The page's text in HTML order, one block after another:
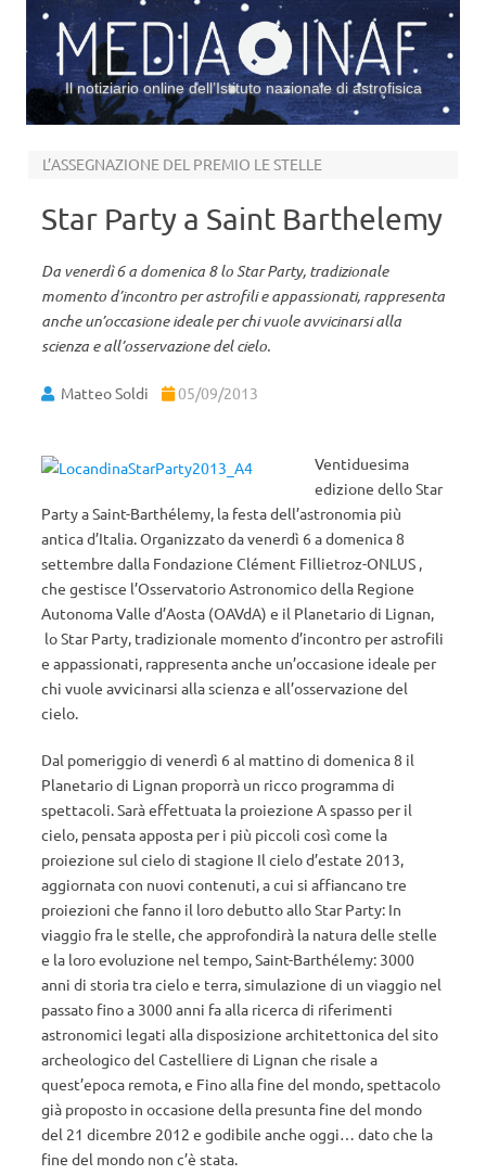
Il notiziario online dell’Istituto nazionale di astrofisica
L’ASSEGNAZIONE DEL PREMIO LE STELLE
Star Party a Saint Barthelemy
Da venerdì 6 a domenica 8 lo Star Party, tradizionale
momento d’incontro per astrofili e appassionati, rappresenta
anche un’occasione ideale per chi vuole avvicinarsi alla
scienza e all’osservazione del cielo.
Matteo Soldi 05/09/2013
Ventiduesima
edizione dello Star
Party a Saint-Barthélemy, la festa dell’astronomia più
antica d’Italia. Organizzato da venerdì 6 a domenica 8
settembre dalla Fondazione Clément Fillietroz-ONLUS ,
che gestisce l’Osservatorio Astronomico della Regione
Autonoma Valle d’Aosta (OAVdA) e il Planetario di Lignan,
lo Star Party, tradizionale momento d’incontro per astrofili
e appassionati, rappresenta anche un’occasione ideale per
chi vuole avvicinarsi alla scienza e all’osservazione del
cielo.
Dal pomeriggio di venerdì 6 al mattino di domenica 8 il
Planetario di Lignan proporrà un ricco programma di
spettacoli. Sarà effettuata la proiezione A spasso per il
cielo, pensata apposta per i più piccoli così come la
proiezione sul cielo di stagione Il cielo d’estate 2013,
aggiornata con nuovi contenuti, a cui si affiancano tre
proiezioni che fanno il loro debutto allo Star Party: In
viaggio fra le stelle, che approfondirà la natura delle stelle
e la loro evoluzione nel tempo, Saint-Barthélemy: 3000
anni di storia tra cielo e terra, simulazione di un viaggio nel
passato fino a 3000 anni fa alla ricerca di riferimenti
astronomici legati alla disposizione architettonica del sito
archeologico del Castelliere di Lignan che risale a
quest’epoca remota, e Fino alla fine del mondo, spettacolo
già proposto in occasione della presunta fine del mondo
del 21 dicembre 2012 e godibile anche oggi… dato che la
fine del mondo non c’è stata.